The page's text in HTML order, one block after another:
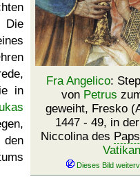
Fra Angelico:
von Petrus
geweiht, Fresko
1447 - 49, in
Niccolina des
Vatikan
Die
in
den